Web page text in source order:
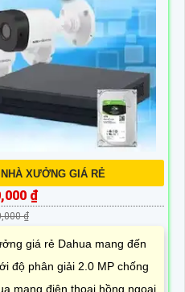
XƯỞNG GIÁ RẺ
₫
₫
giá rẻ Dahua mang đến
độ phân giải 2.0 MP chống
mạng điện thoại hồng ngoại